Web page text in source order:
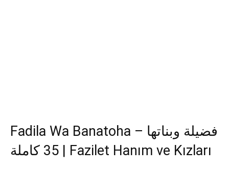
Fadila Wa Banatoha – فضيلة وبناتها
35 كاملة | Fazilet Hanım ve Kızları